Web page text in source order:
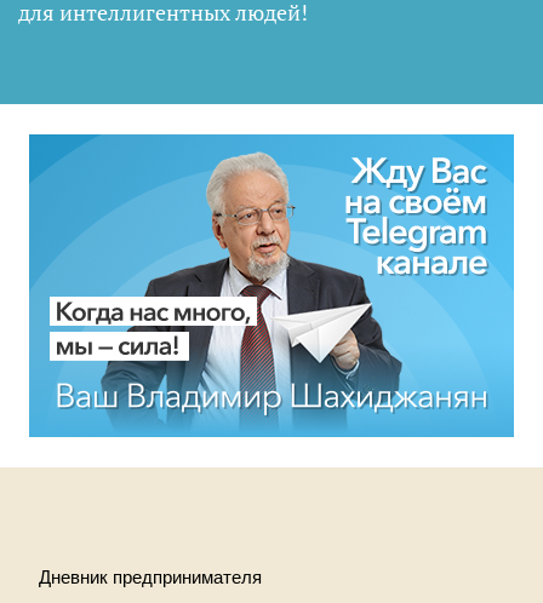
для интеллигентных людей!
Дневник предпринимателя